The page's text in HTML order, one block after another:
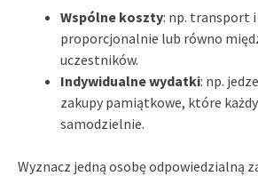
Wspólne koszty: np. transport
proporcjonalnie lub równo
uczestników.
Indywidualne wydatki: np.
zakupy pamiątkowe, które
samodzielnie.
Wyznacz jedną osobę odpowiedzialną